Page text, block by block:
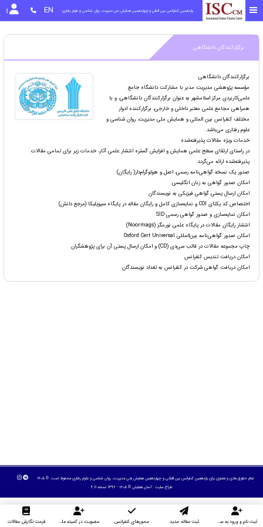
یازدهمین کنفرانس بین المللی و چهاردهمین همایش ملی مدیریت، روان شناسی و علوم رفتاری EN
برگزارکنندگان دانشگاهی
برگزارکنندگان دانشگاهی
مؤسسه پژوهشی مدیریت مدبر با مشارکت دانشگاه جامع
علمی‌کاربردی مرکز اسلامشهر به عنوان برگزارکنندگان دانشگاهی، و با
همراهی مجامع علمی معتبر داخلی و خارجی، برگزارکننده ادوار
مختلف کنفرانس بین المللی و همایش ملی مدیریت، روان شناسی و
علوم رفتاری می‌باشد.
خدمات ویژه مقالات پذیرفته‌شده
در راستای ارتقای سطح علمی همایش و افزایش گستره انتشار علمی آثار، خدمات زیر برای تمامی مقالات
پذیرفته‌شده ارائه می‌گردد:
صدور یک نسخه گواهی‌نامه رسمی، اصل و هولوگرام‌دار( رایگان)
امکان صدور گواهی به زبان انگلیسی
امکان ارسال پستی گواهی فیزیکی به نویسندگان
اختصاص کد یکتای COI و نمایه‌سازی کامل و رایگان مقاله در پایگاه سیویلیکا (مرجع دانش)
امکان نمایه‌سازی و صدور گواهی رسمی SID
انتشار رایگان مقالات در پایگاه علمی نورمگز (Noormags)
امکان صدور گواهی‌نامه بین‌المللی Oxford Cert Universal
چاپ مجموعه مقالات در قالب سی‌دی (CD) و امکان ارسال پستی آن برای پژوهشگران
امکان دریافت تندیس کنفرانس
امکان دریافت گواهی شرکت در کنفرانس به تعداد نویسندگان
تمام حقوق مادی و معنوی برای یازدهمین کنفرانس بین المللی و چهاردهمین همایش ملی مدیریت، روان شناسی و علوم رفتاری محفوظ است. © ۱۴۰۵
طراح سایت :آسان همایش © ۱۴۰۵ - 1392 نسخه 9.11
ثبت نام و ورود به سایت ثبت مقاله جدید محورهای کنفرانس عضویت در کمیته علمی داوران فرمت نگارش مقالات